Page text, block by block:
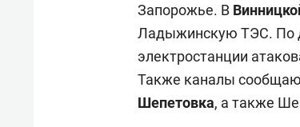
Запорожье. В
Ладыжинскую ТЭС. По
электростанции
Также каналы
Шепетовка, а также